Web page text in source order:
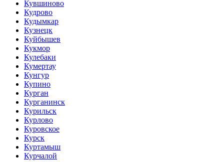
Кувшиново
Кудрово
Кудымкар
Кузнецк
Куйбышев
Кукмор
Кулебаки
Кумертау
Кунгур
Купино
Курган
Курганинск
Курильск
Курлово
Куровское
Курск
Куртамыш
Курчалой